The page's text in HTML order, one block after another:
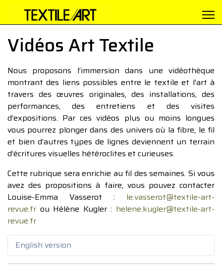
Vidéos Art Textile
Nous proposons l’immersion dans une vidéothèque
montrant des liens possibles entre le textile et l’art à
travers des œuvres originales, des installations, des
performances, des entretiens et des visites
d’expositions. Par ces vidéos plus ou moins longues
vous pourrez plonger dans des univers où la fibre, le fil
et bien d’autres types de lignes deviennent un terrain
d’écritures visuelles hétéroclites et curieuses.
Cette rubrique sera enrichie au fil des semaines. Si vous
avez des propositions à faire, vous pouvez contacter
Louise-Emma Vasserot : le.vasserot@textile-art-
revue.fr ou Hélène Kugler : helene.kugler@textile-art-
revue.fr
English version